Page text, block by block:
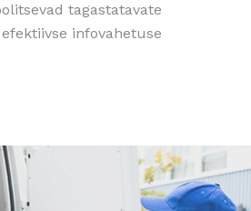
tagastatavate
infovahetuse